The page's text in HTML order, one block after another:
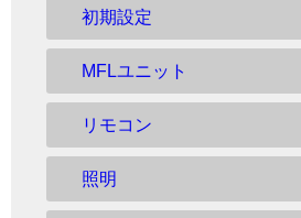
初期設定
MFLユニット
リモコン
照明